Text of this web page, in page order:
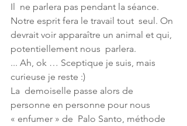
Il  ne parlera pas pendant la séance.
Notre esprit fera le travail tout  seul. On
devrait voir apparaître un animal et qui,
potentiellement nous  parlera.
... Ah, ok … Sceptique je suis, mais
curieuse je reste :)
La  demoiselle passe alors de
personne en personne pour nous
« enfumer » de  Palo Santo, méthode